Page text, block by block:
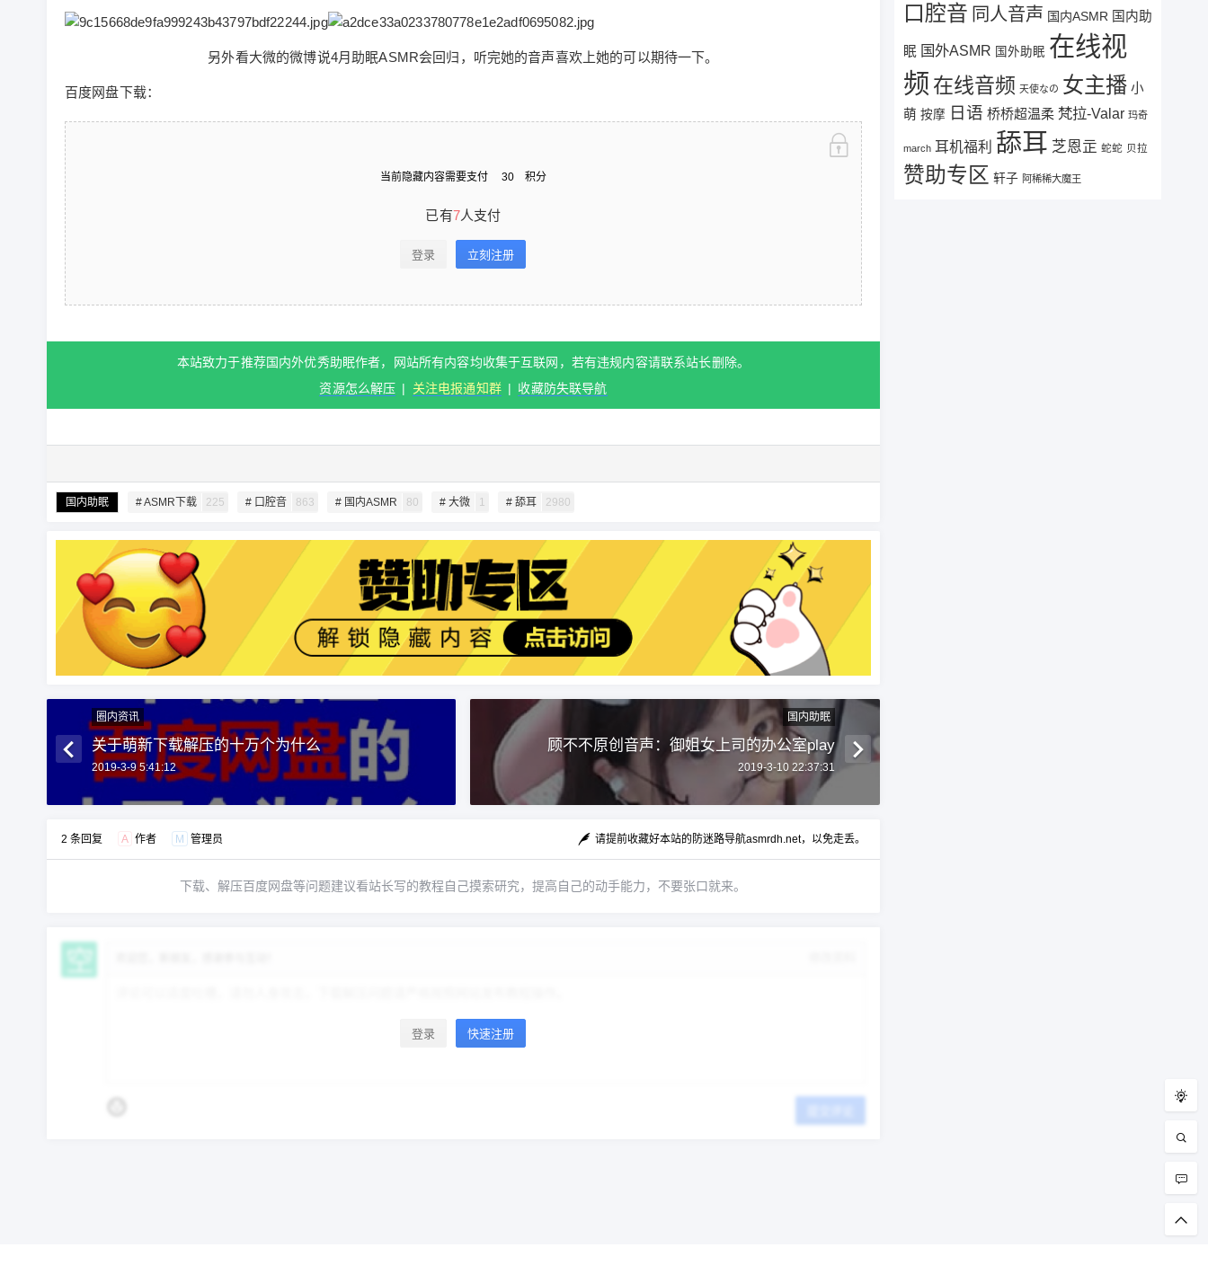
另外看大微的微博说4月助眠ASMR会回归，听完她的音声喜欢上她的可以期待一下。
百度网盘下载：
当前隐藏内容需要支付 30 积分
已有7人支付
登录 立刻注册
本站致力于推荐国内外优秀助眠作者，网站所有内容均收集于互联网，若有违规内容请联系站长删除。
资源怎么解压 | 关注电报通知群 | 收藏防失联导航
国内助眠 # ASMR下载 225 # 口腔音 863 # 国内ASMR 80 # 大微 1 # 舔耳 2980
虎牙主播MH大微绝版助眠音频
104首合集
虎牙直播的主播MH大微，在虎牙的粉丝数高达30
万，站长搬运的这104首音频包含了大微网易云电
台的52首音声，和另外52首已经找不到下架的绝
版音声，试听了部分口腔音、舔耳，略略略之类
电台：https://music.163.com/#/djradio?id=52736
新浪微博：https://weibo.com/u/5844222005 抖
MR会回归，听完她的音声喜欢上她的可以期待一
下。 百度网盘下载： 当前隐藏内容需要支付30积
分 已有7人支付 登录立刻注册 本站致力于推荐国
内外优秀助眠作者，网站所有内容均收集于互联
网，若有违规内容请联系站长删除。 资源怎么解
压 | 关注电报通知群 | 收藏防失联导航 0 收藏
扫描二维码继续阅读
给undefined打赏
2 元 5 元 10 元
圈内资讯
关于萌新下载解压的十万个为什么
2019-3-9 5:41:12
国内助眠
顾不不原创音声：御姐女上司的办公室play
2019-3-10 22:37:31
2 条回复 A 作者 M 管理员 请提前收藏好本站的防迷路导航asmrdh.net，以免走丢。
下载、解压百度网盘等问题建议看站长写的教程自己摸索研究，提高自己的动手能力，不要张口就来。
登录 快速注册
口腔音 同人音声 国内ASMR 国内助
眠 国外ASMR 国外助眠 在线视
频 在线音频 天使なの 女主播 小
萌 按摩 日语 桥桥超温柔 梵拉-Valar 玛奇
march 耳机福利 舔耳 芝恩㱏 蛇蛇 贝拉
赞助专区 轩子 阿稀稀大魔王
限。
忘记密码？找回 已有帐号？登录